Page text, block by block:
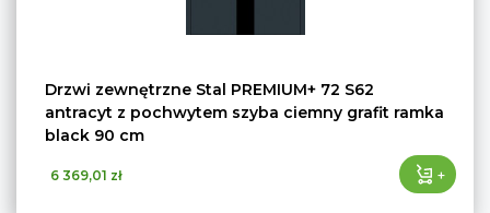
Drzwi zewnętrzne Stal PREMIUM+ 72 S62
antracyt z pochwytem szyba ciemny grafit ramka
black 90 cm
6 369,01 zł +